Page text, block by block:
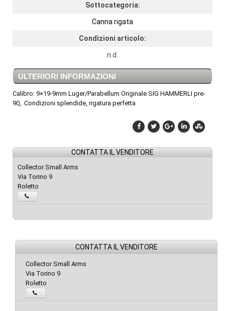
Sottocategoria:
Canna rigata
Condizioni articolo:
n.d.
ULTERIORI INFORMAZIONI
Calibro: 9×19-9mm Luger/Parabellum Originale SIG HAMMERLI pre-
90,. Condizioni splendide, rigatura perfetta
CONTATTA IL VENDITORE
Collector Small Arms
Via Torino 9
Roletto
CONTATTA IL VENDITORE
Collector Small Arms
Via Torino 9
Roletto